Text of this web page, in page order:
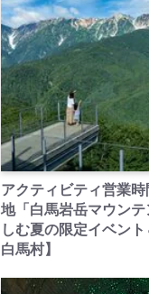
アクティビティ営業
地「白馬岩岳マウン
しむ夏の限定イベン
白馬村】